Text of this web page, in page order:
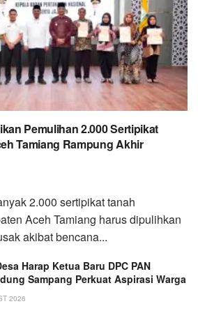
Pemulihan 2.000 Sertipikat
Tamiang Rampung Akhir
2.000 sertipikat tanah
Aceh Tamiang harus dipulihkan
akibat bencana...
Harap Ketua Baru DPC PAN
Sampang Perkuat Aspirasi Warga
2026